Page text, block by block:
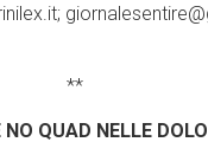
**
NO QUAD NELLE